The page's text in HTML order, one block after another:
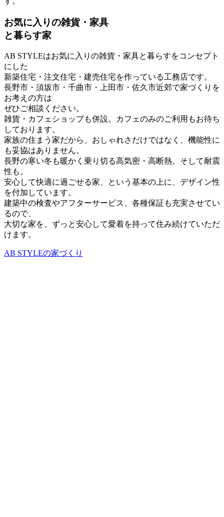
お気に入りの雑貨・家具
と暮らす家
AB STYLEはお気に入りの雑貨・家具と暮らすをコンセプト
にした
新築住宅・注文住宅・建売住宅を作っている工務店です。
長野市・須坂市・千曲市・上田市・佐久市近郊で家づくりを
お考えの方は
ぜひご相談ください。
雑貨・カフェショップも併設。カフェのみのご利用もお待ち
しております。
家族の住まう家だから、おしゃれさだけではなく、機能性に
も妥協はありません。
長野の寒い冬も暖かく乗り切る高気密・高断熱。そして耐震
性も。
安心して快適に過ごせる家、という基本の上に、デザイン性
を付加しています。
建築中の検査やアフターサービス、各種保証も充実させてい
るので、
大切な家を、ずっと安心して愛着を持って住み続けていただ
けます。
AB STYLEの家づくり